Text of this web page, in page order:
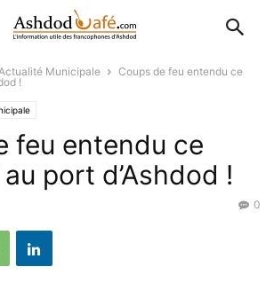
Municipale
Coups de feu entendu ce
!
feu entendu ce
port d’Ashdod !
0